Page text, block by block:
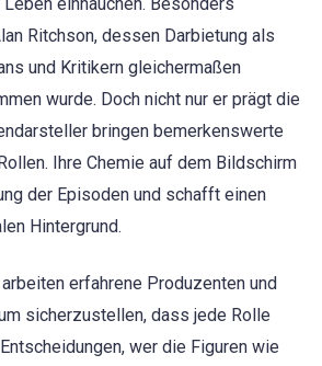
Ritchson, dessen Darbietung als
und Kritikern gleichermaßen
wurde. Doch nicht nur er prägt die
bringen bemerkenswerte
Ihre Chemie auf dem Bildschirm
der Episoden und schafft einen
Hintergrund.
erfahrene Produzenten und
sicherzustellen, dass jede Rolle
wer die Figuren wie